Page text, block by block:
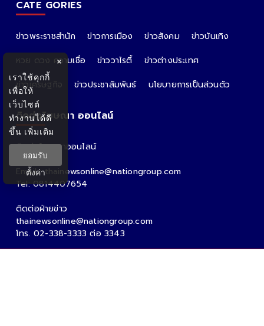
CATE GORIES
ข่าวพระราชสำนัก ข่าวการเมือง ข่าวสังคม
ข่าวบันเทิง
หวย ดวง ความเชื่อ
ข่าววาไรตี้
ข่าวต่างประเทศ
ข่าวเศรษฐกิจ
ข่าวประชาสัมพันธ์ นโยบายการเป็นส่วนตัว
ติดต่อโฆษณา ออนไลน์
ติดต่อโฆษณาออนไลน์
คุณอ้อ
Email : thainewsonline@nationgroup.com
Tel: 0814407654
ติดต่อฝ่ายข่าว
thainewsonline@nationgroup.com
โทร. 02-338-3333 ต่อ 3343
×
เราใช้คุกกี้
เพื่อให้
เว็บไซต์
ทำงานได้ดี
ขึ้น เพิ่มเติม
ยอมรับ
ตั้งค่า